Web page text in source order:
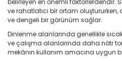
ve rahatlatıcı bir ortam
ve dengeli bir görünüm sağlar.
Dinlenme alanlarında genellikle
ve çalışma alanlarında daha nötr
mekânın kullanım amacına uygun